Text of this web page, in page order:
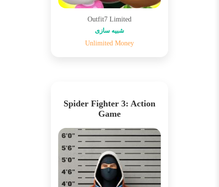
Outfit7 Limited
شبیه سازی
Unlimited Money
Spider Fighter 3: Action
Game